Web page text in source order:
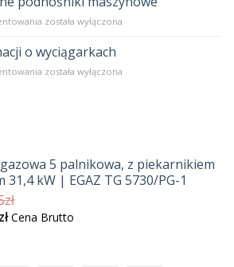
branży
Profesjonalne
maszynowe
została wyłączona
o wyciągarkach
Kilka
została wyłączona
5 palnikowa, z piekarnikiem
31,4 kW | EGAZ TG 5730/PG-1
zł
cena
złAktualna
Cena Brutto